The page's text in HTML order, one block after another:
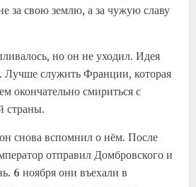
за свою землю, а за чужую славу
но он не уходил. Идея
Лучше служить Франции, которая
окончательно смириться с
страны.
снова вспомнил о нём. После
отправил Домбровского и
6 ноября они въехали в